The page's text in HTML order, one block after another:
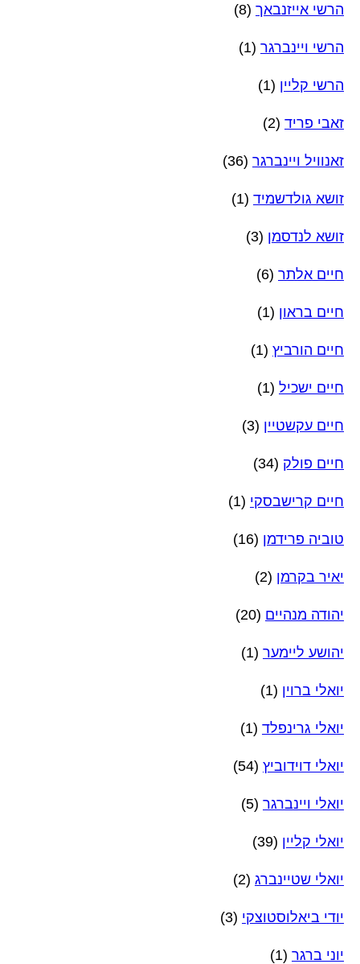
הרשי אייזנבאך (8)
הרשי ויינברגר (1)
הרשי קליין (1)
זאבי פריד (2)
זאנוויל ויינברגר (36)
זושא גולדשמיד (1)
זושא לנדסמן (3)
חיים אלתר (6)
חיים בראון (1)
חיים הורביץ (1)
חיים ישכיל (1)
חיים עקשטיין (3)
חיים פולק (34)
חיים קרישבסקי (1)
טוביה פרידמן (16)
יאיר בקרמן (2)
יהודה מנהיים (20)
יהושע ליימער (1)
יואלי ברוין (1)
יואלי גרינפלד (1)
יואלי דוידוביץ (54)
יואלי ויינברגר (5)
יואלי קליין (39)
יואלי שטיינברג (2)
יודי ביאלוסטוצקי (3)
יוני ברגר (1)